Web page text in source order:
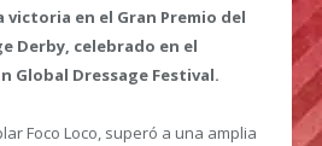
victoria en el Gran Premio del
Derby, celebrado en el
Global Dressage Festival.
Foco Loco, superó a una amplia